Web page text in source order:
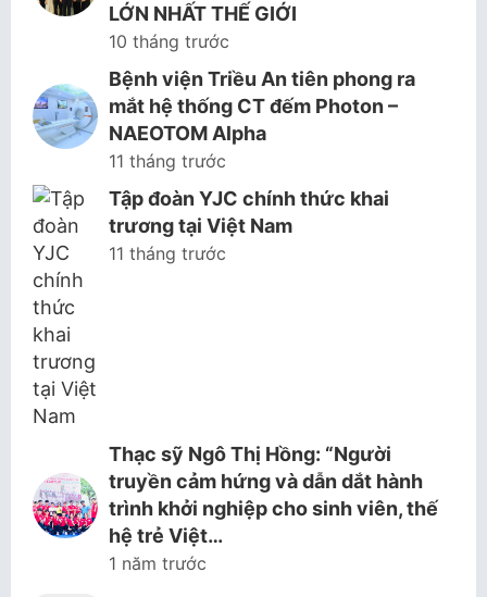
LỚN NHẤT THẾ GIỚI
10 tháng trước
Bệnh viện Triều An tiên phong ra
mắt hệ thống CT đếm Photon –
NAEOTOM Alpha
11 tháng trước
Tập đoàn YJC chính thức khai
trương tại Việt Nam
11 tháng trước
Thạc sỹ Ngô Thị Hồng: “Người
truyền cảm hứng và dẫn dắt hành
trình khởi nghiệp cho sinh viên, thế
hệ trẻ Việt…
1 năm trước